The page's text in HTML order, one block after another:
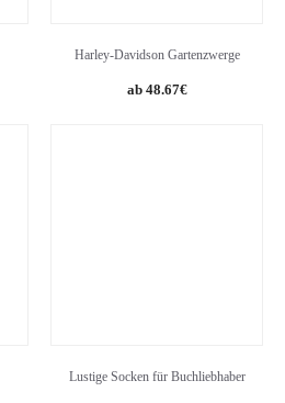
Harley-Davidson Gartenzwerge
48.67€
Lustige Socken für Buchliebhaber